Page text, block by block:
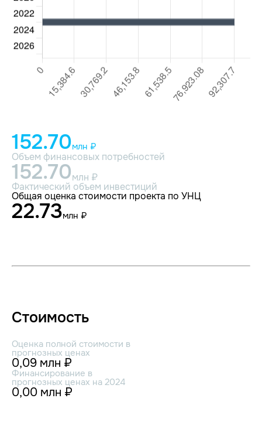
152.70млн ₽
Объем финансовых потребностей
152.70млн ₽
Фактический объем инвестиций
Общая оценка стоимости проекта по УНЦ
22.73млн ₽
Стоимость
Оценка полной стоимости в
прогнозных ценах
0,09 млн ₽
Финансирование в
прогнозных ценах на 2024
0,00 млн ₽